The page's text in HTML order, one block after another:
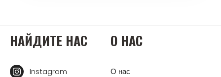
НАЙДИТЕ НАС
Instagram
О НАС
О нас